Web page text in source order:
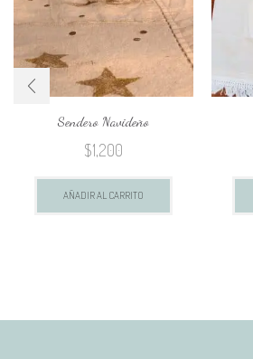
Sendero Navideño
$1,200
AÑADIR AL CARRITO